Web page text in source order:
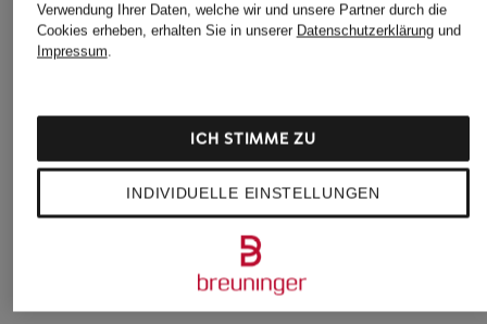
Verwendung Ihrer Daten, welche wir und unsere Partner durch die
Cookies erheben, erhalten Sie in unserer Datenschutzerklärungund
Impressum.
INDIVIDUELLE EINSTELLUNGEN
ICH STIMME ZU